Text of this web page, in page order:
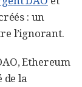
: un
l’ignorant.
Ethereum
de la